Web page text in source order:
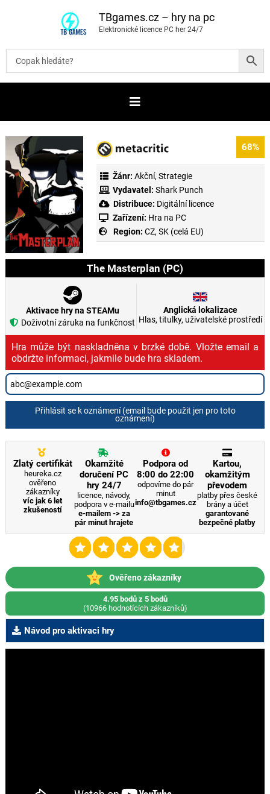
t
b
TBgames.cz – hry na pc
Elektronické licence PC her 24/7
68%
Žánr: Akční, Strategie
Vydavatel: Shark Punch
Distribuce: Digitální licence
Zařízení: Hra na PC
Region: CZ, SK (celá EU)
The Masterplan (PC)
Aktivace hry na STEAMu
Doživotní záruka na funkčnost
Anglická lokalizace
Hlas, titulky, uživatelské prostředí
Hra může být naskladněna v brzké době. Vložte email a
obdržte informaci, jakmile bude hra skladem.
Přihlásit se k oznámení (email bude použit jen pro toto
oznámení)
Zlatý certifikát
heureka.cz
ověřeno
zákazníky
víc jak 6 let
zkušeností
Okamžité
doručení PC
hry 24/7
licence, návody,
podpora v e-mailu
e-mailem -> za
pár minut hrajete
Podpora od
8:00 do 22:00
odpovíme do pár
minut
info@tbgames.cz
Kartou,
okamžitým
převodem
platby přes české
brány a účet
garantované
bezpečné platby
Ověřeno zákazníky
4.95 bodů z 5 bodů
(10966 hodnotících zákazníků)
Návod pro aktivaci hry